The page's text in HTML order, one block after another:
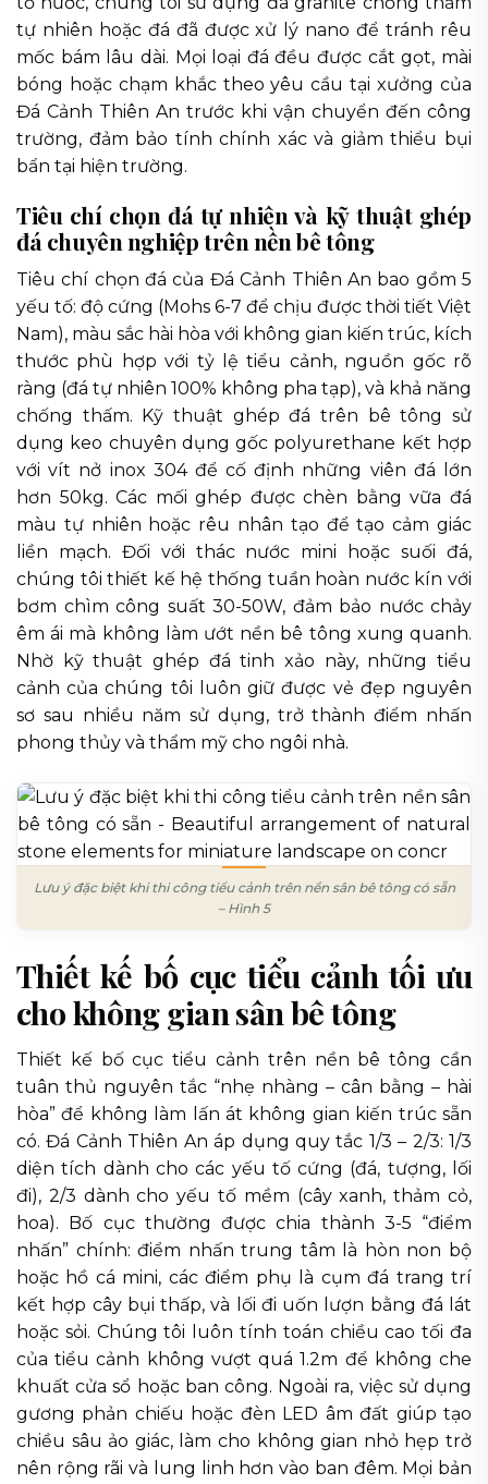
tự nhiên hoặc đá đã được xử lý nano để tránh rêu
mốc bám lâu dài. Mọi loại đá đều được cắt gọt, mài
bóng hoặc chạm khắc theo yêu cầu tại xưởng của
Đá Cảnh Thiên An trước khi vận chuyển đến công
trường, đảm bảo tính chính xác và giảm thiểu bụi
bẩn tại hiện trường.
Tiêu chí chọn đá tự nhiên và kỹ thuật ghép
đá chuyên nghiệp trên nền bê tông
Tiêu chí chọn đá của Đá Cảnh Thiên An bao gồm 5
yếu tố: độ cứng (Mohs 6-7 để chịu được thời tiết Việt
Nam), màu sắc hài hòa với không gian kiến trúc, kích
thước phù hợp với tỷ lệ tiểu cảnh, nguồn gốc rõ
ràng (đá tự nhiên 100% không pha tạp), và khả năng
chống thấm. Kỹ thuật ghép đá trên bê tông sử
dụng keo chuyên dụng gốc polyurethane kết hợp
với vít nở inox 304 để cố định những viên đá lớn
hơn 50kg. Các mối ghép được chèn bằng vữa đá
màu tự nhiên hoặc rêu nhân tạo để tạo cảm giác
liền mạch. Đối với thác nước mini hoặc suối đá,
chúng tôi thiết kế hệ thống tuần hoàn nước kín với
bơm chìm công suất 30-50W, đảm bảo nước chảy
êm ái mà không làm ướt nền bê tông xung quanh.
Nhờ kỹ thuật ghép đá tinh xảo này, những tiểu
cảnh của chúng tôi luôn giữ được vẻ đẹp nguyên
sơ sau nhiều năm sử dụng, trở thành điểm nhấn
phong thủy và thẩm mỹ cho ngôi nhà.
Lưu ý đặc biệt khi thi công tiểu cảnh trên nền sân bê tông có sẵn
– Hình 5
Thiết kế bố cục tiểu cảnh tối ưu
cho không gian sân bê tông
Thiết kế bố cục tiểu cảnh trên nền bê tông cần
tuân thủ nguyên tắc “nhẹ nhàng – cân bằng – hài
hòa” để không làm lấn át không gian kiến trúc sẵn
có. Đá Cảnh Thiên An áp dụng quy tắc 1/3 – 2/3: 1/3
diện tích dành cho các yếu tố cứng (đá, tượng, lối
đi), 2/3 dành cho yếu tố mềm (cây xanh, thảm cỏ,
hoa). Bố cục thường được chia thành 3-5 “điểm
nhấn” chính: điểm nhấn trung tâm là hòn non bộ
hoặc hồ cá mini, các điểm phụ là cụm đá trang trí
kết hợp cây bụi thấp, và lối đi uốn lượn bằng đá lát
hoặc sỏi. Chúng tôi luôn tính toán chiều cao tối đa
của tiểu cảnh không vượt quá 1.2m để không che
khuất cửa sổ hoặc ban công. Ngoài ra, việc sử dụng
gương phản chiếu hoặc đèn LED âm đất giúp tạo
chiều sâu ảo giác, làm cho không gian nhỏ hẹp trở
nên rộng rãi và lung linh hơn vào ban đêm. Mọi bản